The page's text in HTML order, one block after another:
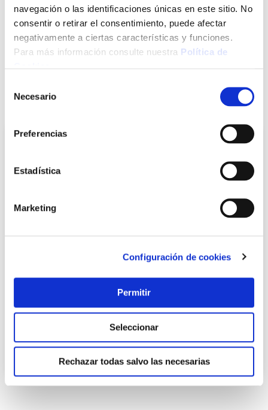
navegación o las identificaciones únicas en este sitio. No
consentir o retirar el consentimiento, puede afectar
negativamente a ciertas características y funciones.
Para más información consulte nuestra Política de
Necesario
Preferencias
Estadística
Marketing
Configuración de cookies
Permitir
Seleccionar
Rechazar todas salvo las necesarias
+ INFO
Manguito evac inodoro 99/105mm concent. pvc gr s&m
Saneaplast
13,39 €
Añadir al carrito